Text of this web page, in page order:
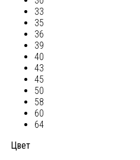
33
35
36
39
40
43
45
50
58
60
64
Цвет